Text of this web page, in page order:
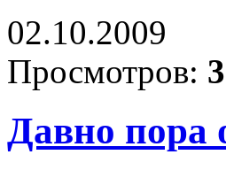
02.10.2009
Просмотров:
Давно пора